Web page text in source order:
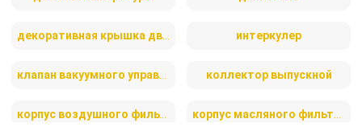
интеркулер
коллектор выпускной
корпус воздушного фильтра